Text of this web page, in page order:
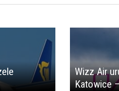
Wizz Air
Katowice